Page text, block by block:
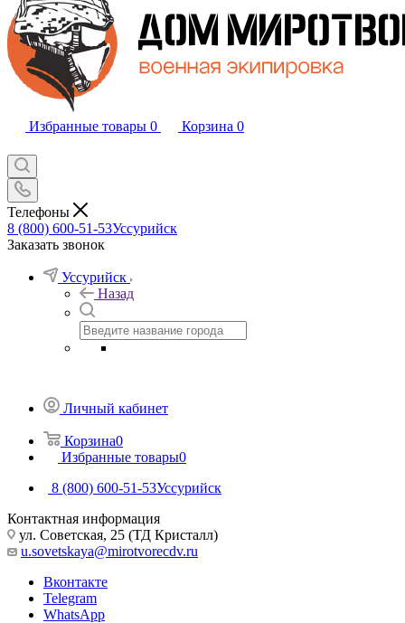
Избранные товары 0 Корзина 0
Телефоны
8 (800) 600-51-53Уссурийск
Заказать звонок
Уссурийск
Назад
Личный кабинет
Корзина0
Избранные товары0
8 (800) 600-51-53Уссурийск
Контактная информация
ул. Советская, 25 (ТД Кристалл)
u.sovetskaya@mirotvorecdv.ru
Вконтакте
Telegram
WhatsApp